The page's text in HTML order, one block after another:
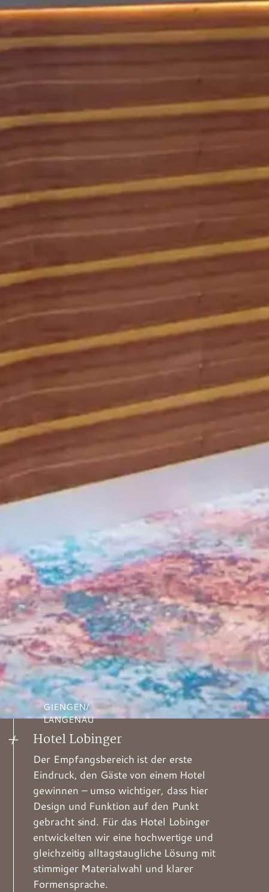
Hotel Lobinger
Der Empfangsbereich ist der erste
Eindruck, den Gäste von einem Hotel
gewinnen – umso wichtiger, dass hier
Design und Funktion auf den Punkt
gebracht sind. Für das Hotel Lobinger
entwickelten wir eine hochwertige und
gleichzeitig alltagstaugliche Lösung mit
stimmiger Materialwahl und klarer
Formensprache.
GIENGEN/
LANGENAU